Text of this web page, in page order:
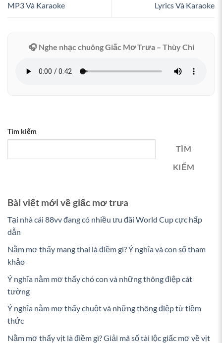
MP3 Và Karaoke
Lyrics Và Karaoke
🎧 Nghe nhạc chuông Giấc Mơ Trưa – Thùy Chi
Tìm kiếm
TÌM
KIẾM
Bài viết mới về giấc mơ trưa
Tại nhà cái 88vv đang có nhiều ưu đãi World Cup cực hấp
dẫn
Nằm mơ thấy mang thai là điềm gì? Ý nghĩa và con số tham
khảo
Ý nghĩa nằm mơ thấy chó con và những thông điệp cát
tường
Ý nghĩa nằm mơ thấy chuột và những thông điệp từ tiềm
thức
Nằm mơ thấy vịt là điềm gì? Giải mã số tài lộc giấc mơ về vịt